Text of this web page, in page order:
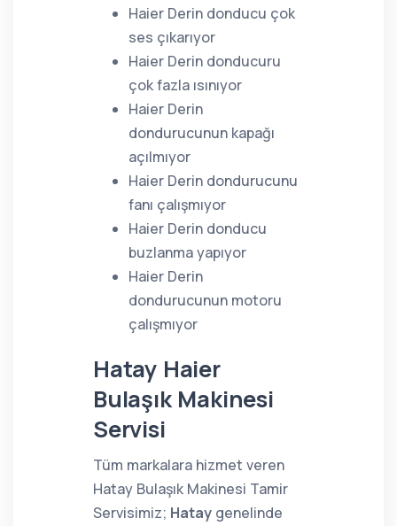
Haier Derin donducu çok
ses çıkarıyor
Haier Derin donducuru
çok fazla ısınıyor
Haier Derin
dondurucunun kapağı
açılmıyor
Haier Derin dondurucunu
fanı çalışmıyor
Haier Derin donducu
buzlanma yapıyor
Haier Derin
dondurucunun motoru
çalışmıyor
Hatay Haier
Bulaşık Makinesi
Servisi
Tüm markalara hizmet veren
Hatay Bulaşık Makinesi Tamir
Servisimiz; Hatay genelinde